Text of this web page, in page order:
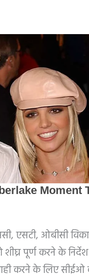
एसटी, ओबीसी
पूर्ण करने के
करने के लिए सीईओ